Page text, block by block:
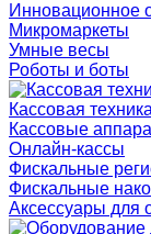
Инновационное
Микромаркеты
Умные весы
Роботы и боты
Кассовая техника
Кассовые
Онлайн-кассы
Фискальные
Фискальные
Аксессуары для